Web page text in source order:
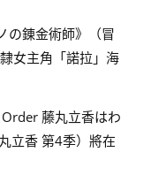
の錬金術師》（冒
女主角「諾拉」海
藤丸立香はわ
立香 第4季）將在